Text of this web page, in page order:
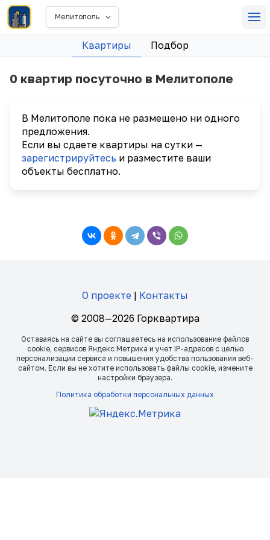
Мелитополь
Квартиры Подбор
0 квартир посуточно в Мелитополе
В Мелитополе пока не размещено ни одного
предложения.
Если вы сдаете квартиры на сутки —
зарегистрируйтесь и разместите ваши
объекты бесплатно.
О проекте | Контакты
© 2008—2026 Горквартира
Оставаясь на сайте вы соглашаетесь на использование файлов
сookie, сервисов Яндекс Метрика и учет IP-адресов с целью
персонализации сервиса и повышения удобства пользования веб-
сайтом. Если вы не хотите использовать файлы сookie, измените
настройки браузера.
Политика обработки персональных данных